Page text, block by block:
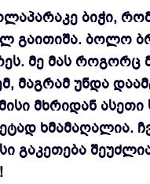
ბიჭი,
გაითიშა. ბოლო
მე მას როგორც
მაგრამ უნდა
მხრიდან ასეთი
ხმამაღალია.
გაკეთება